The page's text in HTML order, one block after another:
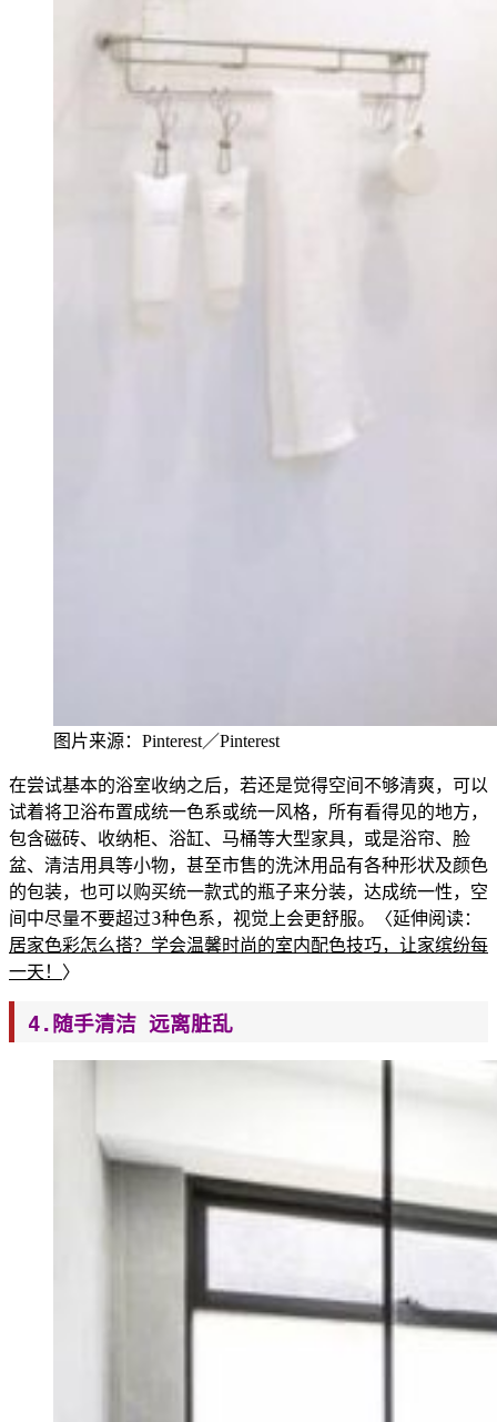
图片来源：Pinterest／Pinterest
在尝试基本的浴室收纳之后，若还是觉得空间不够清爽，可以
试着将卫浴布置成统一色系或统一风格，所有看得见的地方，
包含磁砖、收纳柜、浴缸、马桶等大型家具，或是浴帘、脸
盆、清洁用具等小物，甚至市售的洗沐用品有各种形状及颜色
的包装，也可以购买统一款式的瓶子来分装，达成统一性，空
间中尽量不要超过3种色系，视觉上会更舒服。
〈延伸阅读：
居家色彩怎么搭？学会温馨时尚的室内配色技巧，让家缤纷每
一天！ 〉
4.随手清洁 远离脏乱